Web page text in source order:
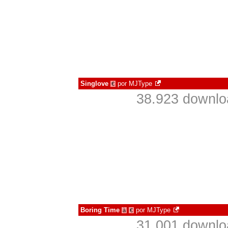
Singlove € por MJType
38.923
Boring Time à € por MJType